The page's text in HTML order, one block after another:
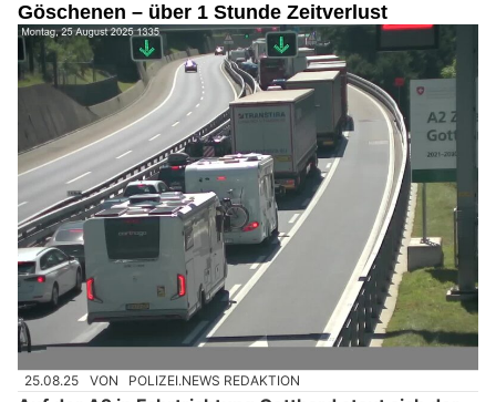
Göschenen – über 1 Stunde Zeitverlust
25.08.25 VON POLIZEI.NEWS REDAKTION